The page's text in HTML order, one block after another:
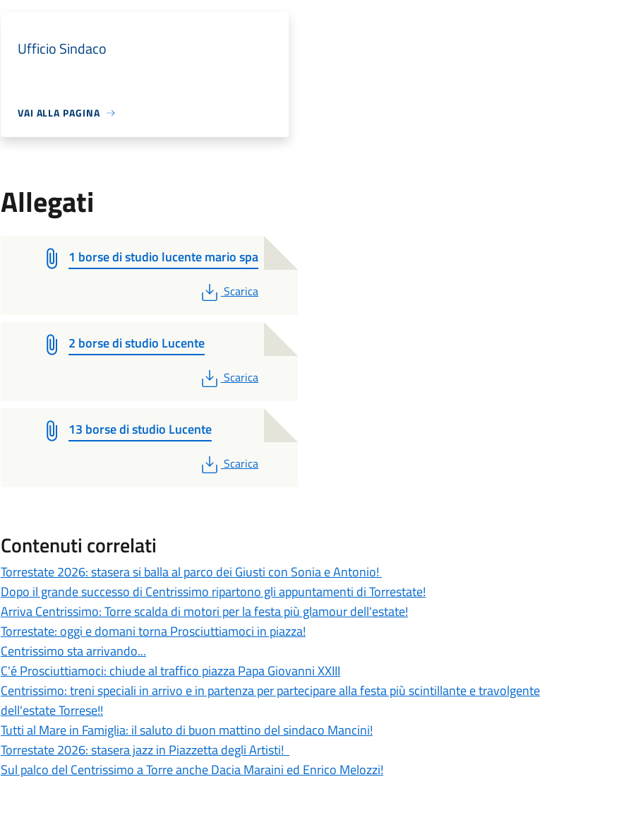
Ufficio Sindaco
VAI ALLA PAGINA
Allegati
1 borse di studio lucente mario spa
PDF
Scarica
2 borse di studio Lucente
PDF
Scarica
13 borse di studio Lucente
PDF
Scarica
Contenuti correlati
Torrestate 2026: stasera si balla al parco dei Giusti con Sonia e Antonio!
Dopo il grande successo di Centrissimo ripartono gli appuntamenti di Torrestate!
Arriva Centrissimo: Torre scalda di motori per la festa più glamour dell'estate!
Torrestate: oggi e domani torna Prosciuttiamoci in piazza!
Centrissimo sta arrivando...
C'é Prosciuttiamoci: chiude al traffico piazza Papa Giovanni XXIII
Centrissimo: treni speciali in arrivo e in partenza per partecipare alla festa più scintillante e travolgente
dell'estate Torrese!!
Tutti al Mare in Famiglia: il saluto di buon mattino del sindaco Mancini!
Torrestate 2026: stasera jazz in Piazzetta degli Artisti!
Sul palco del Centrissimo a Torre anche Dacia Maraini ed Enrico Melozzi!